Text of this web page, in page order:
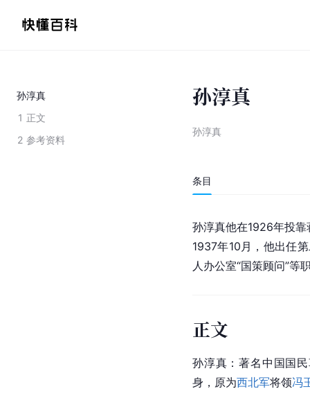
孙淳真
1 正文
2 参考资料
孙淳真
孙淳真
条目
孙淳真他在1926年投靠
1937年10月，他出任
人办公室“国策顾问”等
正文
孙淳真：著名中国国
身，原为西北军将领冯